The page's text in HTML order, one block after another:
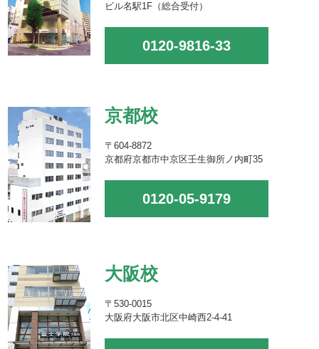
ビル名駅1F（総合受付）
0120-9816-33
京都校
〒604-8872
京都府京都市中京区壬生御所ノ内町35
0120-05-9179
大阪校
〒530-0015
大阪府大阪市北区中崎西2-4-41